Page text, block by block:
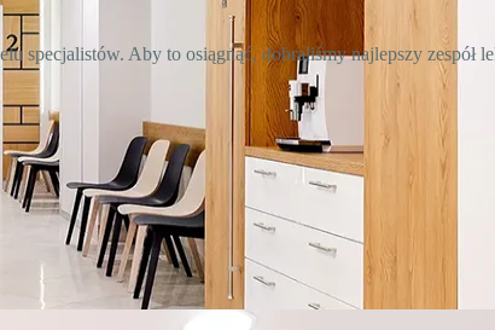
specjalistów. Aby to osiągnąć, dobraliśmy najlepszy zespół